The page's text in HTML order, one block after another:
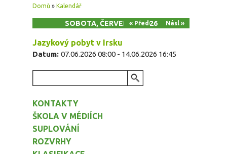
Jste zde
Domů » Kalendář
SOBOTA, ČERVEN 13, 2026
« Před Násl »
Jazykový pobyt v Irsku
Datum: 07.06.2026 08:00 - 14.06.2026 16:45
KONTAKTY
ŠKOLA V MÉDIÍCH
SUPLOVÁNÍ
ROZVRHY